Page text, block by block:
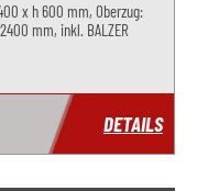
x h 600 mm, Oberzug:
mm, inkl. BALZER
DETAILS